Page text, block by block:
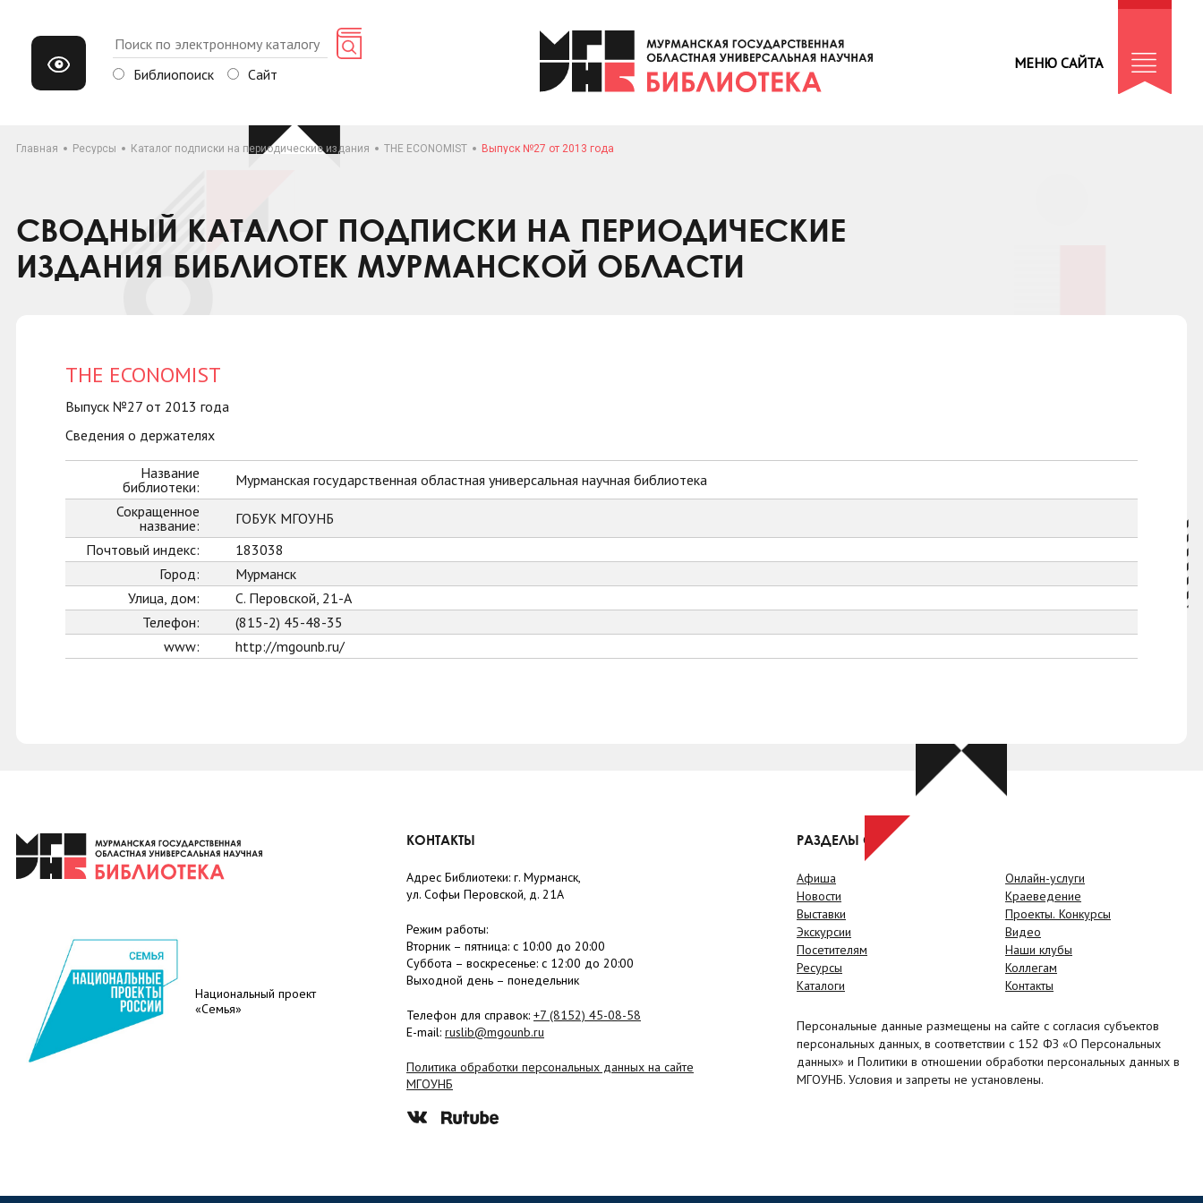
Библиопоиск Сайт
МЕНЮ САЙТА
Главная Ресурсы Каталог подписки на периодические издания THE ECONOMIST Выпуск №27 от 2013 года
СВОДНЫЙ КАТАЛОГ ПОДПИСКИ НА ПЕРИОДИЧЕСКИЕ
ИЗДАНИЯ БИБЛИОТЕК МУРМАНСКОЙ ОБЛАСТИ
THE ECONOMIST
Выпуск №27 от 2013 года
Сведения о держателях
Название
библиотеки:
Мурманская государственная областная универсальная научная библиотека
Сокращенное
название:
ГОБУК МГОУНБ
Почтовый индекс:
183038
Город:
Мурманск
Улица, дом:
С. Перовской, 21-А
Телефон:
(815-2) 45-48-35
www:
http://mgounb.ru/
Национальный проект
«Семья»
КОНТАКТЫ
Адрес Библиотеки: г. Мурманск,
ул. Софьи Перовской, д. 21А
Режим работы:
Вторник – пятница: с 10:00 до 20:00
Суббота – воскресенье: c 12:00 до 20:00
Выходной день – понедельник
Телефон для справок: +7 (8152) 45-08-58
E-mail: ruslib@mgounb.ru
Политика обработки персональных данных на сайте
МГОУНБ
РАЗДЕЛЫ САЙТА
Афиша
Новости
Выставки
Экскурсии
Посетителям
Ресурсы
Каталоги
Онлайн-услуги
Краеведение
Проекты. Конкурсы
Видео
Наши клубы
Коллегам
Контакты
Персональные данные размещены на сайте с согласия субъектов
персональных данных, в соответствии с 152 ФЗ «О Персональных
данных» и Политики в отношении обработки персональных данных в
МГОУНБ. Условия и запреты не установлены.